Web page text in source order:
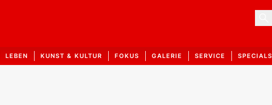
LEBEN KUNST & KULTUR FOKUS GALERIE SERVICE SPECIALS